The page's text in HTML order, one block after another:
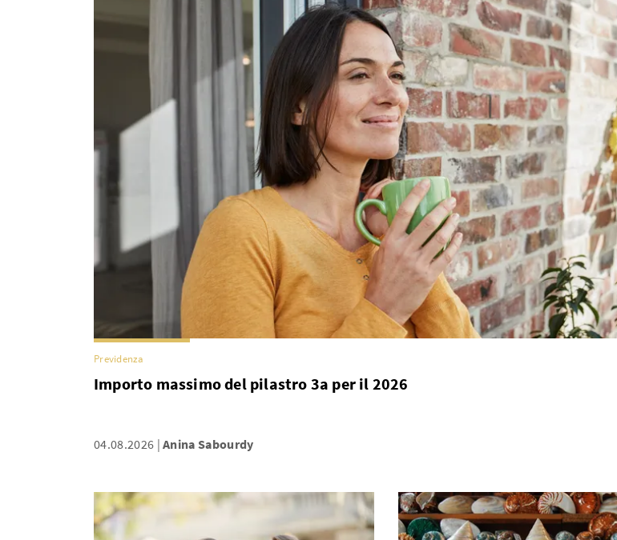
Previdenza
Importo massimo del pilastro 3a per il 2026
04.08.2026 Anina Sabourdy